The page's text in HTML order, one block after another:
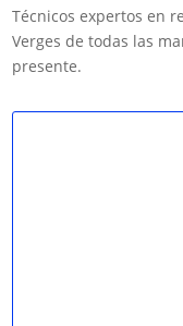
Técnicos expertos en
Verges de todas las
presente.